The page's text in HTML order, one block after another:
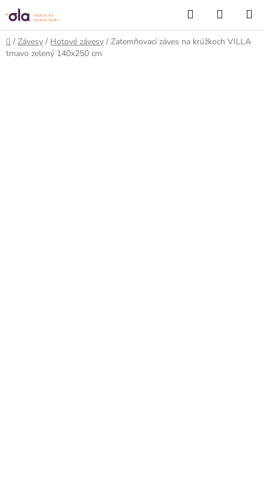
Prejsť
na
obsah
Hľadať
KOŠÍK
Domov
/ Závesy / Hotové závesy / Zatemňovací záves na krúžkoch VILLA
tmavo zelený 140x250 cm